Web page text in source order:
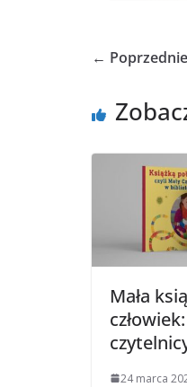
← Poprzednie
Mała
24 marca